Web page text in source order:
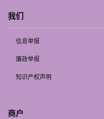
我们
信息举报
廉政举报
知识产权声明
商户